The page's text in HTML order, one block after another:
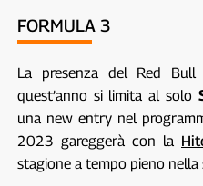
FORMULA 3
La presenza del Red
quest’anno si limita al solo
una new entry nel
2023 gareggerà con la
stagione a tempo pieno nella